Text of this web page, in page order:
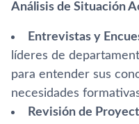
Análisis de Situación
Entrevistas y
líderes de
para entender sus
necesidades
Revisión de